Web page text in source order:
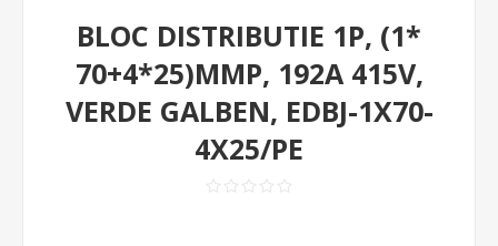
BLOC DISTRIBUTIE 1P, (1*
70+4*25)MMP, 192A 415V,
VERDE GALBEN, EDBJ-1X70-
4X25/PE